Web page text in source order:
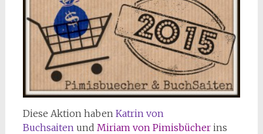
Diese Aktion haben Katrin von
Buchsaiten und Miriam von Pimisbücherins